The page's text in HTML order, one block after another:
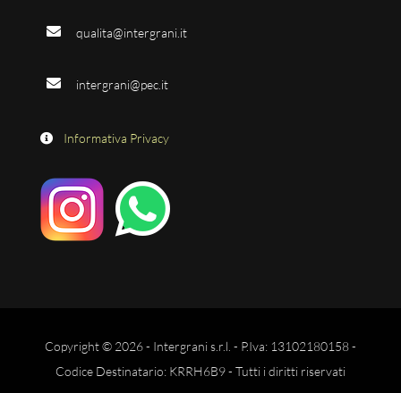
qualita@intergrani.it
intergrani@pec.it
Informativa Privacy
Copyright © 2026 - Intergrani s.r.l. - P.Iva: 13102180158 -
Codice Destinatario: KRRH6B9 - Tutti i diritti riservati